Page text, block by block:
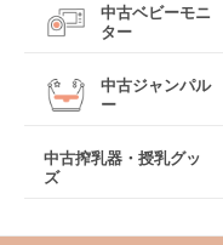
中古ベビーモニ
ター
中古ジャンパル
ー
中古搾乳器・授乳グッ
ズ